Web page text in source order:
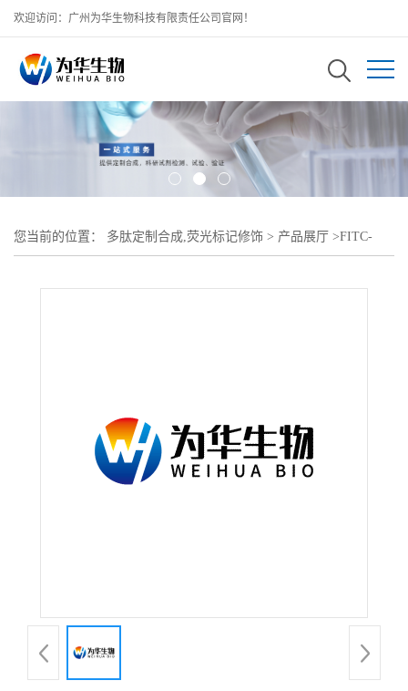
欢迎访问：广州为华生物科技有限责任公司官网！
您当前的位置： 多肽定制合成,荧光标记修饰 > 产品展厅 >FITC-